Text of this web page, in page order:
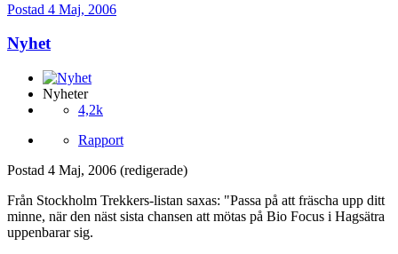
Postad 4 Maj, 2006
Nyhet
Nyheter
4,2k
Rapport
Postad 4 Maj, 2006 (redigerade)
Från Stockholm Trekkers-listan saxas: "Passa på att fräscha upp ditt
minne, när den näst sista chansen att mötas på Bio Focus i Hagsätra
uppenbarar sig.